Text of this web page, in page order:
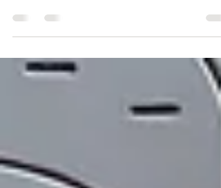
Se stai cercando un trattamento efficace per
favorire il dimagrimento, la press...